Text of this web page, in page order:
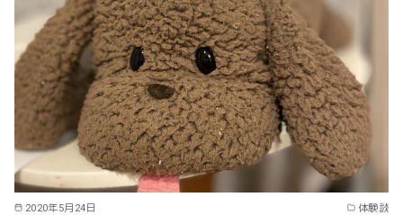
2020年5月24日 体験談